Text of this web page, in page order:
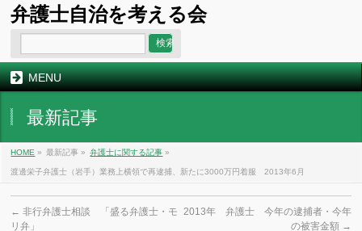
弁護士自治を考える会
MENU
最新記事
HOME » 最新記事 » 弁護士に関する記事 »
渡邊栄子弁護士（岩手）業務上横領で再逮捕、新たに3000万円着服 2013年6月
← 非行弁護士相談 「盛る弁護士・モ
リ弁」
2013年 弁護士 今年の逮捕者・今年
の被害金額 →